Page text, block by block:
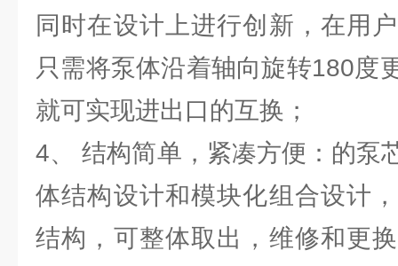
同时在设计上进行创新，在用
只需将泵体沿着轴向旋转180度
就可实现进出口的互换；
4、 结构简单，紧凑方便：的泵
体结构设计和模块化组合设计
结构，可整体取出，维修和更